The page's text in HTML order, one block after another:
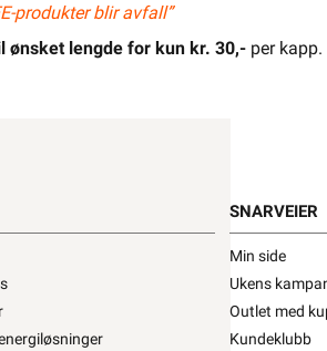
40G0,5 •
40G0,5
produkter blir avfall”
ønsket lengde for kun kr. 30,- per kapp.
SNARVEIER
Min side
Ukens
Outlet med
Kundeklubb